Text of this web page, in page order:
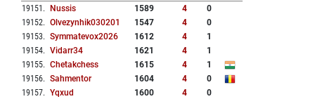
19151 . Nussis 1589 4
0
19152. Olvezynhik030201 1547 4
0
19153. Symmatevox2026 1612 4
1
19154. Vidarr34 1621 4
1
19155. Chetakchess 1615 4
1
19156. Sahmentor 1604 4
0
19157. Yqxud 1600 4
0